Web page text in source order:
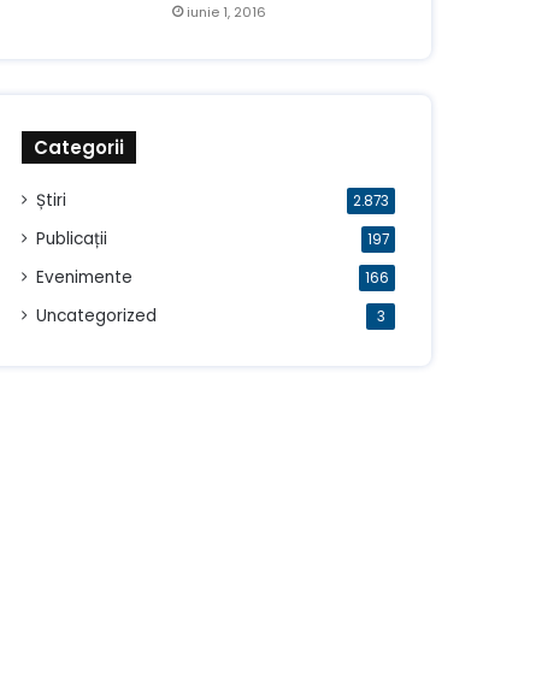
iunie 1, 2016
Categorii
Știri 2.873
Publicații 197
Evenimente 166
Uncategorized 3